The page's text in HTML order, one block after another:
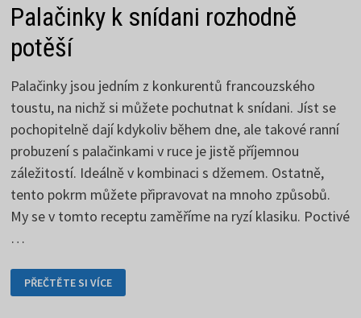
Palačinky k snídani rozhodně
potěší
Palačinky jsou jedním z konkurentů francouzského
toustu, na nichž si můžete pochutnat k snídani. Jíst se
pochopitelně dají kdykoliv během dne, ale takové ranní
probuzení s palačinkami v ruce je jistě příjemnou
záležitostí. Ideálně v kombinaci s džemem. Ostatně,
tento pokrm můžete připravovat na mnoho způsobů.
My se v tomto receptu zaměříme na ryzí klasiku. Poctivé
…
PALAČINKY
K
SNÍDANI
PŘEČTĚTE SI VÍCE